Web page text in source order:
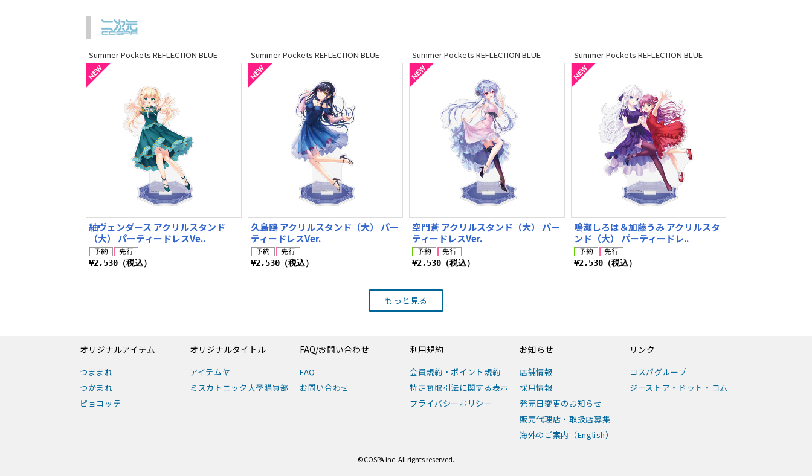
Summer Pockets REFLECTION BLUE
紬ヴェンダース アクリルスタンド
（大） パーティードレスVe..
¥2,530（税込）
Summer Pockets REFLECTION BLUE
久島鴎 アクリルスタンド（大） パー
ティードレスVer.
¥2,530（税込）
Summer Pockets REFLECTION BLUE
空門蒼 アクリルスタンド（大） パー
ティードレスVer.
¥2,530（税込）
Summer Pockets REFLECTION BLUE
鳴瀬しろは＆加藤うみ アクリルスタ
ンド（大） パーティードレ..
¥2,530（税込）
もっと見る
オリジナルアイテム
つままれ
つかまれ
ピョコッテ
オリジナルタイトル
アイテムヤ
ミスカトニック大學購買部
FAQ/お問い合わせ
FAQ
お問い合わせ
利用規約
会員規約・ポイント規約
特定商取引法に関する表示
プライバシーポリシー
お知らせ
店舗情報
採用情報
発売日変更のお知らせ
販売代理店・取扱店募集
海外のご案内（English）
リンク
コスパグループ
ジーストア・ドット・コム
©COSPA inc. All rights reserved.